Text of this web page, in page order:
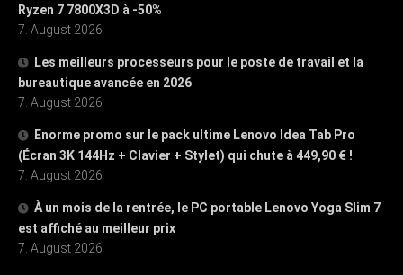
Ryzen 7 7800X3D à -50%
7. August 2026
Les meilleurs processeurs pour le poste de travail et la
bureautique avancée en 2026
7. August 2026
Enorme promo sur le pack ultime Lenovo Idea Tab Pro
(Écran 3K 144Hz + Clavier + Stylet) qui chute à 449,90 € !
7. August 2026
À un mois de la rentrée, le PC portable Lenovo Yoga Slim 7
est affiché au meilleur prix
7. August 2026